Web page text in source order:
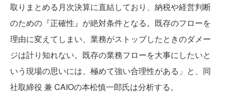
取りまとめる月次決算に直結しており、納税や経営判断
のための『正確性』が絶対条件となる。既存のフローを
理由に変えてしまい、業務がストップしたときのダメー
ジは計り知れない。既存の業務フローを大事にしたいと
いう現場の思いには、極めて強い合理性がある」と、同
社取締役 兼 CAIOの本松慎一郎氏は分析する。